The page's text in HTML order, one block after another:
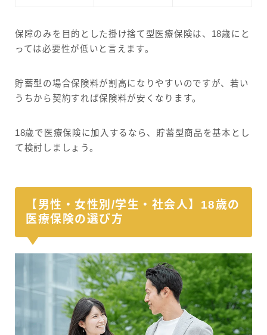
保障のみを目的とした掛け捨て型医療保険は、18歳にと
っては必要性が低いと言えます。
貯蓄型の場合保険料が割高になりやすいのですが、若い
うちから契約すれば保険料が安くなります。
18歳で医療保険に加入するなら、貯蓄型商品を基本とし
て検討しましょう。
【男性・女性別/学生・社会人】18歳の
医療保険の選び方